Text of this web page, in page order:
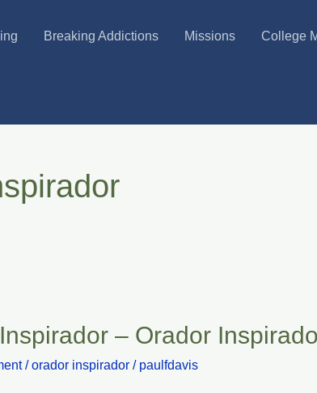
Breaking Addictions Missions College
– Orador
/orador inspirador/ paulfdavis